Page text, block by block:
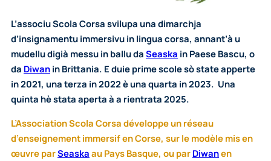
L’associu Scola Corsa svilupa una dimarchja
d’insignamentu immersivu in lingua corsa, annant’à u
mudellu digià messu in ballu da Seaska in Paese Bascu, o
da Diwan in Brittania. E duie prime scole sò state apperte
in 2021, una terza in 2022 è una quarta in 2023. Una
quinta hè stata aperta à a rientrata 2025.
L’Association Scola Corsa développe un réseau
d’enseignement immersif en Corse, sur le modèle mis en
œuvre parSeaska au Pays Basque, ou par Diwanen